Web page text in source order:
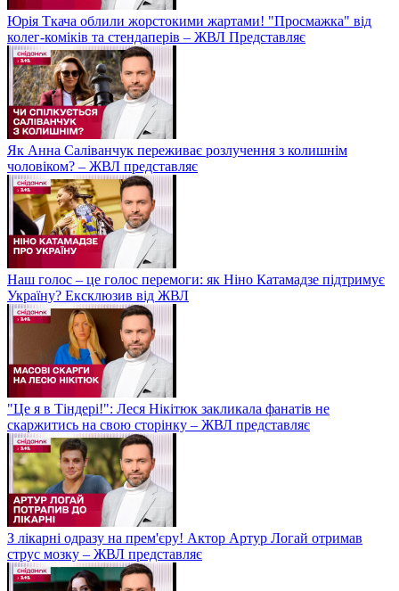
Юрія Ткача облили жорстокими жартами! "Просмажка" від
колег-коміків та стендаперів – ЖВЛ Представляє
Як Анна Саліванчук переживає розлучення з колишнім
чоловіком? – ЖВЛ представляє
Наш голос – це голос перемоги: як Ніно Катамадзе підтримує
Україну? Ексклюзив від ЖВЛ
"Це я в Тіндері!": Леся Нікітюк закликала фанатів не
скаржитись на свою сторінку – ЖВЛ представляє
З лікарні одразу на прем'єру! Актор Артур Логай отримав
струс мозку – ЖВЛ представляє